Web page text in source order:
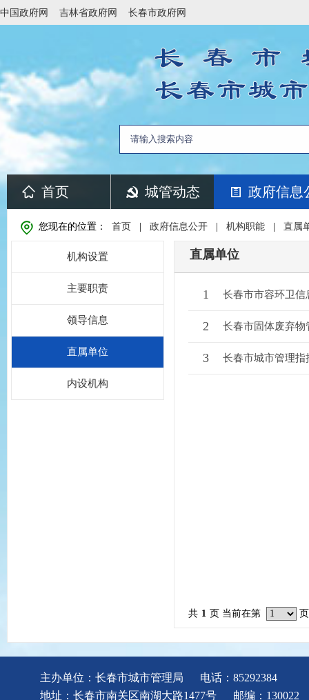
中国政府网 吉林省政府网 长春市政府网
首页 城管动态 政府信息
您现在的位置： 首页 政府信息公开 机构职能 直属
机构设置
主要职责
领导信息
直属单位
内设机构
直属单位
1 长春市市容环卫信
2 长春市固体废弃物
3 长春市城市管理指
共 1 页 当前在第 页
主办单位：长春市城市管理局
电话：85292384
地址：长春市南关区南湖大路1477号
邮编：130022